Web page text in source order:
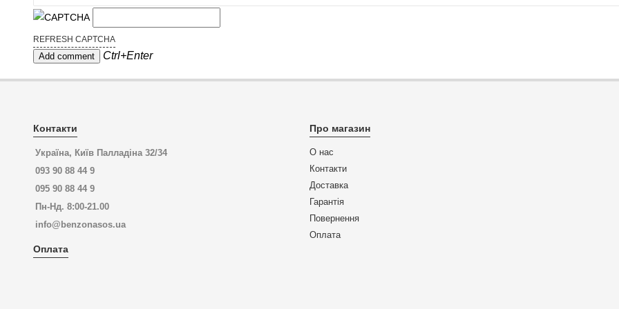
REFRESH CAPTCHA
Ctrl+Enter
Контакти
Україна, Київ Палладіна 32/34
093 90 88 44 9
095 90 88 44 9
Пн-Нд. 8:00-21.00
info@benzonasos.ua
Оплата
Про магазин
О нас
Контакти
Доставка
Гарантія
Повернення
Оплата